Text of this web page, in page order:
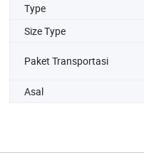
Type
Size Type
Paket Transportasi
Asal